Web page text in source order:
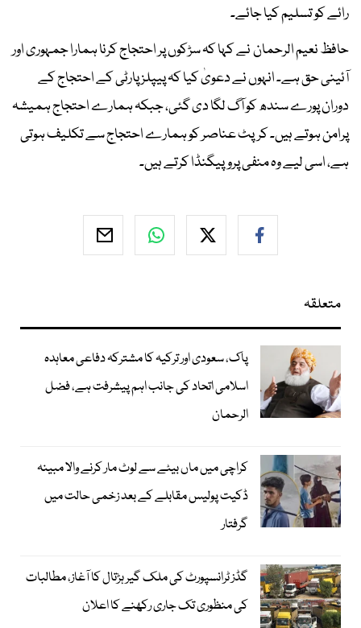
رائے کو تسلیم کیا جائے۔
حافظ نعیم الرحمان نے کہا کہ سڑکوں پر احتجاج کرنا ہمارا جمہوری اور
آئینی حق ہے۔ انہوں نے دعویٰ کیا کہ پیپلز پارٹی کے احتجاج کے
دوران پورے سندھ کو آگ لگا دی گئی، جبکہ ہمارے احتجاج ہمیشہ
پرامن ہوتے ہیں۔ کرپٹ عناصر کو ہمارے احتجاج سے تکلیف ہوتی
ہے، اسی لیے وہ منفی پروپیگنڈا کرتے ہیں۔
متعلقہ
پاک، سعودی اور ترکیہ کا مشترکہ دفاعی معاہدہ
اسلامی اتحاد کی جانب اہم پیشرفت ہے، فضل
الرحمان
کراچی میں ماں بیٹے سے لوٹ مار کرنے والا مبینہ
ڈکیت پولیس مقابلے کے بعد زخمی حالت میں
گرفتار
گڈز ٹرانسپورٹ کی ملک گیر ہڑتال کا آغاز، مطالبات
کی منظوری تک جاری رکھنے کا اعلان